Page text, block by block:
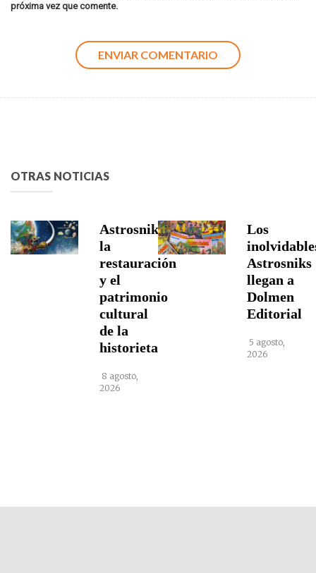
próxima vez que comente.
OTRAS NOTICIAS
Astrosniks,
la
restauración
y el
patrimonio
cultural
de la
historieta
8 agosto,
2026
Los
Astrosniks
llegan a
Dolmen
Editorial
5 agosto,
2026